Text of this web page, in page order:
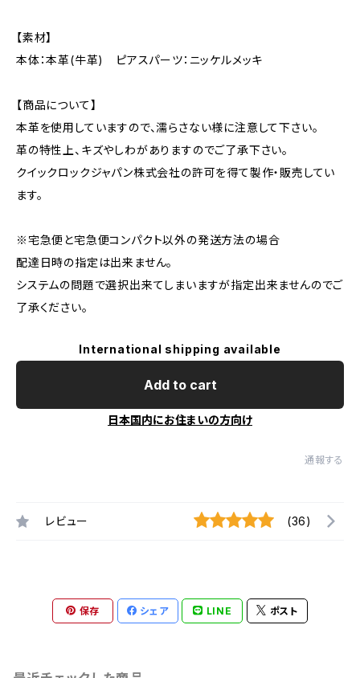
【素材】
本体：本革(牛革) ピアスパーツ：ニッケルメッキ
【商品について】
本革を使用していますので、濡らさない様に注意して下さい。
革の特性上、キズやしわがありますのでご了承下さい。
クイックロックジャパン株式会社の許可を得て製作・販売してい
ます。
※宅急便と宅急便コンパクト以外の発送方法の場合
配達日時の指定は出来ません。
システムの問題で選択出来てしまいますが指定出来ませんのでご
了承ください。
International shipping available
Add to cart
日本国内にお住まいの方向け
通報する
レビュー (36)
保存 シェア LINE ポスト